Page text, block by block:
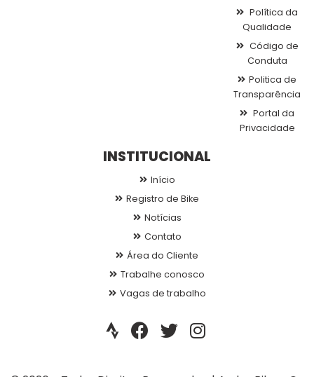
Política da
Qualidade
Código de
Conduta
Politica de
Transparência
Portal da
Privacidade
INSTITUCIONAL
Início
Registro de Bike
Notícias
Contato
Área do Cliente
Trabalhe conosco
Vagas de trabalho